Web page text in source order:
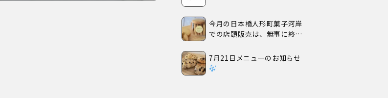
今月の日本橋人形町菓子河岸
での店頭販売は、無事に終了
7月21日メニューのお知らせ